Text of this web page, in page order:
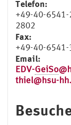
Telefon:
+49-40-
2802
Fax:
+49-40-
Email:
EDV-GeiSo
thiel@hsu-